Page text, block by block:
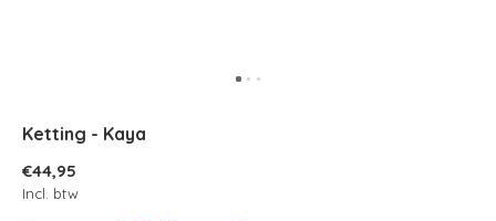
Ketting - Kaya
€44,95
Incl. btw